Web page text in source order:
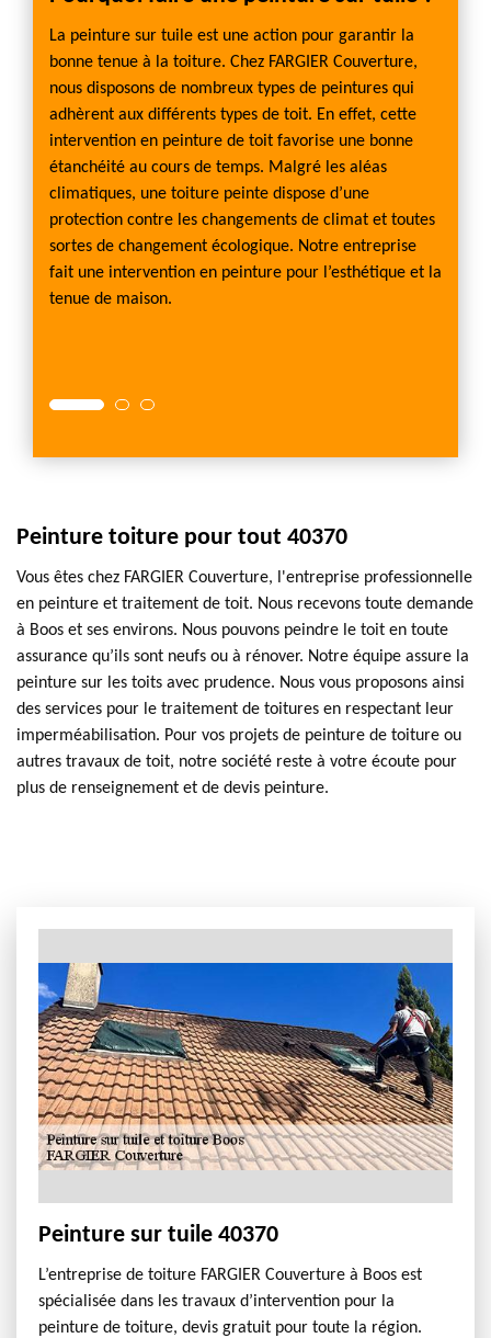
La peinture sur tuile est une action pour garantir la
bonne tenue à la toiture. Chez FARGIER Couverture,
nous disposons de nombreux types de peintures qui
adhèrent aux différents types de toit. En effet, cette
intervention en peinture de toit favorise une bonne
étanchéité au cours de temps. Malgré les aléas
climatiques, une toiture peinte dispose d’une
protection contre les changements de climat et toutes
sortes de changement écologique. Notre entreprise
fait une intervention en peinture pour l’esthétique et la
tenue de maison.
Peinture toiture pour tout 40370
Vous êtes chez FARGIER Couverture, l'entreprise professionnelle
en peinture et traitement de toit. Nous recevons toute demande
à Boos et ses environs. Nous pouvons peindre le toit en toute
assurance qu’ils sont neufs ou à rénover. Notre équipe assure la
peinture sur les toits avec prudence. Nous vous proposons ainsi
des services pour le traitement de toitures en respectant leur
imperméabilisation. Pour vos projets de peinture de toiture ou
autres travaux de toit, notre société reste à votre écoute pour
plus de renseignement et de devis peinture.
Peinture sur tuile 40370
L’entreprise de toiture FARGIER Couverture à Boos est
spécialisée dans les travaux d’intervention pour la
peinture de toiture, devis gratuit pour toute la région.